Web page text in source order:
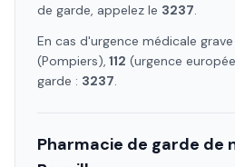
de garde, appelez le 3237.
En cas d'urgence médicale grave
(Pompiers), 112 (urgence
garde : 3237.
Pharmacie de garde de